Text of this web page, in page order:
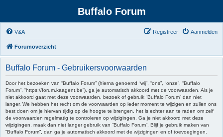
Buffalo Forum
V&A Aanmelden
Registreer
Forumoverzicht
Buffalo Forum - Gebruikersvoorwaarden
Door het bezoeken van “Buffalo Forum” (hierna genoemd “wij”, “ons”, “onze”, “Buffalo
Forum”, “https://forum.kaagent.be”), ga je automatisch akkoord met de voorwaarden. Als je
niet akkoord gaat met deze voorwaarden, bezoek of gebruik “Buffalo Forum” dan niet
langer. We hebben het recht om de voorwaarden op ieder moment te wijzigen en zullen ons
best doen om je hiervan tijdig op de hoogte te brengen, het is echter aan te raden om zelf
de voorwaarden regelmatig te controleren op wijzigingen. Ga je niet akkoord met deze
wijzigingen, maak dan niet langer gebruik van “Buffalo Forum”. Blijf je gebruik maken van
“Buffalo Forum”, dan ga je automatisch akkoord met de wijzigingen en of toevoegingen.